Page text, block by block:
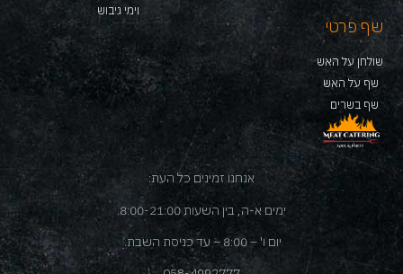
וימי גיבוש
שף פרטי
שולחן על האש
שף על האש
שף בשרים
אנחנו זמינים כל העת:
ימים א-ה, בין השעות 8:00-21:00.
יום ו' – 8:00 – עד כניסת השבת.